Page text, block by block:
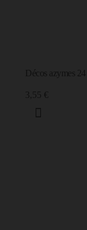
Décos azymes
3,55 €